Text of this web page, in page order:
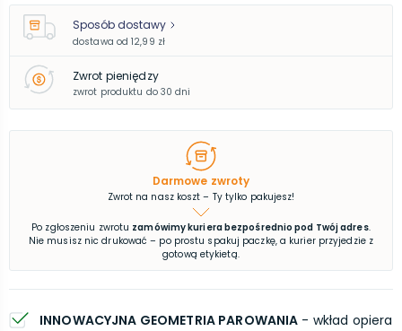
Sposób dostawy
dostawa od 12,99 zł
Zwrot pieniędzy
zwrot produktu do 30 dni
Darmowe zwroty
Zwrot na nasz koszt – Ty tylko pakujesz!
Po zgłoszeniu zwrotu zamówimy kuriera bezpośrednio pod Twój adres.
Nie musisz nic drukować – po prostu spakuj paczkę, a kurier przyjedzie z
gotową etykietą.
INNOWACYJNA GEOMETRIA PAROWANIA - wkład opiera